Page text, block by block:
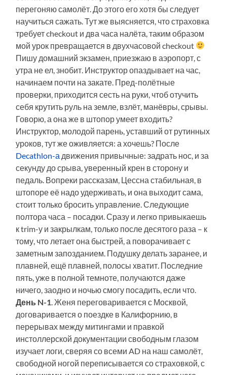
перегоняю самолёт. До этого его хотя бы следует
научиться сажать. Тут же выясняется, что страховка
требует checkout и два часа налёта, таким образом
мой урок превращается в двухчасовой checkout
Пишу домашний экзамен, приезжаю в аэропорт, с
утра не ел, знобит. Инструктор опаздывает на час,
начинаем почти на закате. Пред-полётные
проверки, приходится сесть на руки, чтоб отучить
себя крутить руль на земле, взлёт, манёвры, срывы.
Говорю, а она же в штопор умеет входить?
Инструктор, молодой парень, уставший от рутинных
уроков, тут же оживляется: а хочешь? После
Decathlon-а движения привычные: задрать нос, и за
секунду до срыва, уверенный крен в сторону и
педаль. Вопреки рассказам, Цессна стабильная, в
штопоре её надо удерживать, и она выходит сама,
стоит только бросить управление. Следующие
полтора часа – посадки. Сразу и легко привыкаешь
к trim-у и закрылкам, только после десятого раза – к
тому, что летает она быстрей, а поворачивает с
заметным запозданием. Подушку делать заранее, и
плавней, ещё плавней, полосы хватит. Последние
пять, уже в полной темноте, получаются даже
ничего, заодно и ночью смогу посадить, если что.
День N-1 . Женя переговаривается с Москвой,
договаривается о поездке в Калифорнию, в
перерывах между митингами и правкой
инстоллерской документации свободным глазом
изучает логи, сверяя со всеми AD на наш самолёт,
свободной ногой переписывается со страховкой, с